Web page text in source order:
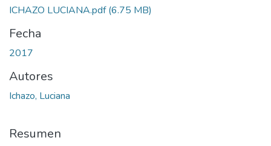
ICHAZO LUCIANA.pdf(6.75 MB)
Fecha
2017
Autores
Ichazo, Luciana
Resumen